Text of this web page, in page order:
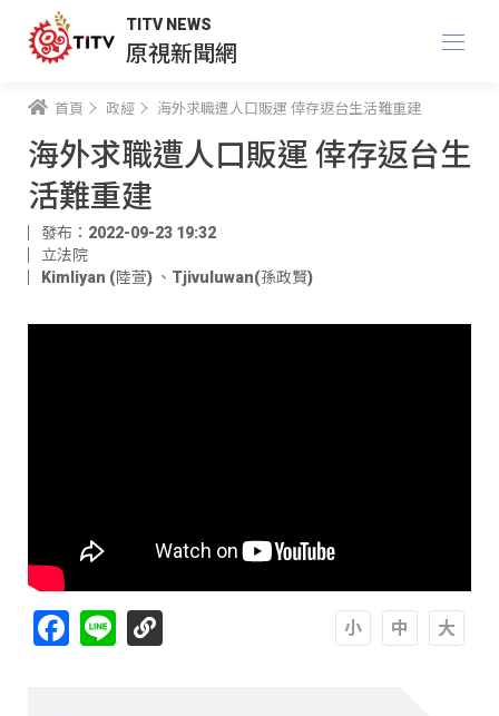
TITV NEWS
原視新聞網
首頁 政經 海外求職遭人口販運 倖存返台生活難重建
海外求職遭人口販運 倖存返台生
活難重建
發布：2022-09-23 19:32
立法院
Kimliyan (陸萱) 、 Tjivuluwan(孫政賢)
Facebook
Line